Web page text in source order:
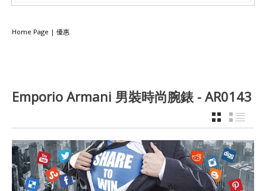
Home Page | 優惠
Emporio Armani 男裝時尚腕錶 - AR0143
GRID